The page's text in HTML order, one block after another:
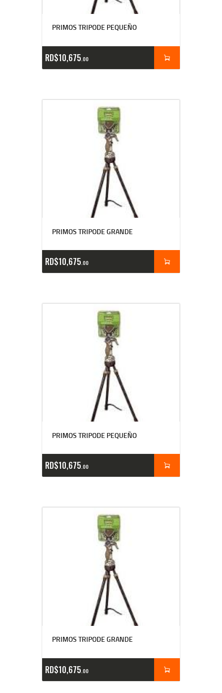
PRIMOS TRIPODE PEQUEÑO
RD$10,675 00
PRIMOS TRIPODE GRANDE
RD$10,675 00
PRIMOS TRIPODE PEQUEÑO
RD$10,675 00
PRIMOS TRIPODE GRANDE
RD$10,675 00